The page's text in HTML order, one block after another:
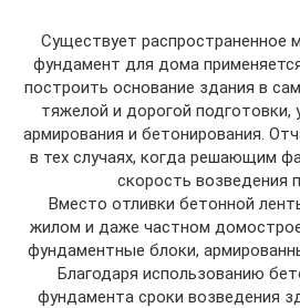
Существует распространенное
фундамент для дома
построить основание здания в
тяжелой и дорогой подготовки,
армирования и бетонирования.
в тех случаях, когда решающим
скорость возведения
Вместо отливки бетонной
жилом и даже частном
фундаментные блоки,
Благодаря использованию
фундамента сроки возведения